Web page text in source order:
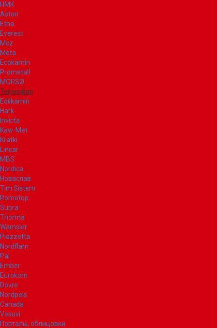
НМК
Aston
Etna
Everest
Mcz
Meta
Ecokamin
Prometall
MORSØ
Термофор
Edilkamin
Hark
Invicta
Kaw-Met
Kratki
Lincar
MBS
Nordica
Новаслав
Tim Sistem
Romotop
Supra
Thorma
Wamsler
Piazzetta
Nordflam
Pal
Ember
Eurokom
Dovre
Nordpeis
Canada
Vesuvi
Порталы, облицовки